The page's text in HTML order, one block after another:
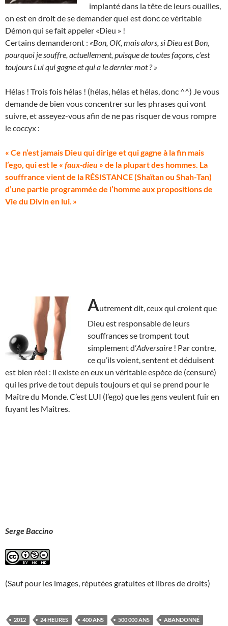
implanté dans la tête de leurs ouailles,
on est en droit de se demander quel est donc ce véritable
Démon qui se fait appeler «Dieu » !
Certains demanderont : «Bon, OK, mais alors, si Dieu est Bon,
pourquoi je souffre, actuellement, puisque de toutes façons, c’est
toujours Lui qui gagne et qui a le dernier mot ? »
Hélas ! Trois fois hélas ! (hélas, hélas et hélas, donc ^^) Je vous
demande de bien vous concentrer sur les phrases qui vont
suivre, et asseyez-vous afin de ne pas risquer de vous rompre
le coccyx :
« Ce n’est jamais Dieu qui dirige et qui gagne à la fin mais
l’ego, qui est le « faux-dieu » de la plupart des hommes. La
souffrance vient de la RÉSISTANCE (Shaïtan ou Shah-Tan)
d’une partie programmée de l’homme aux propositions de
Vie du Divin en lui »
Autrement dit, ceux qui croient que
Dieu est responsable de leurs
souffrances se trompent tout
simplement d’Adversaire ! Par contre,
ce qu’ils voient, sentent et déduisent
est bien réel : il existe en eux un véritable espèce de (censuré)
qui les prive de tout depuis toujours et qui se prend pour le
Maître du Monde. C’est LUI (l’ego) que les gens veulent fuir en
fuyant les Maîtres.
Serge Baccino
(Sauf pour les images, réputées gratuites et libres de droits)
2012 24 HEURES 400 ANS 500 000 ANS ABANDONNÉ